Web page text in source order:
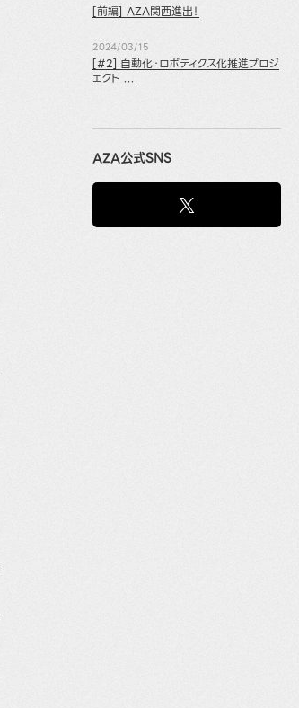
[前編] AZA関西進出！
2024/03/15
[#2] 自動化・ロボティクス化推進プロジ
ェクト ...
AZA公式SNS